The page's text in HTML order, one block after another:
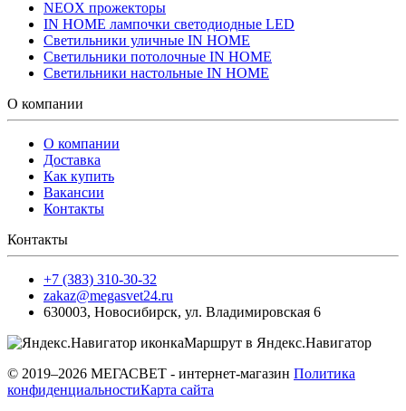
NEOX прожекторы
IN HOME лампочки светодиодные LED
Светильники уличные IN HOME
Светильники потолочные IN HOME
Светильники настольные IN HOME
О компании
О компании
Доставка
Как купить
Вакансии
Контакты
Контакты
+7 (383) 310-30-32
zakaz@megasvet24.ru
630003, Новосибирск, ул. Владимировская 6
Маршрут в Яндекс.Навигатор
© 2019–2026 МЕГАСВЕТ - интернет-магазин Политика
конфиденциальностиКарта сайта